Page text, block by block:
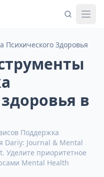
Психического Здоровья
в
Поддержка
Dariy: Journal & Mental
Уделите приоритетное
Mental Health